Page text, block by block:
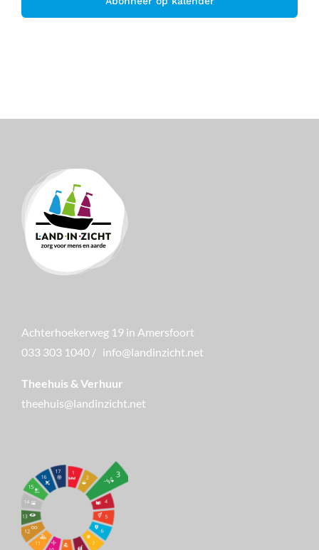
Achterhoekerweg 19 in Amersfoort
033 303 1040 / info@landinzicht.net
Theehuis & Verhuur
theehuis@landinzicht.net